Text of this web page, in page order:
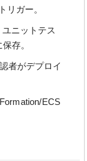
リガー。
ニットテス
存。
者がデプロイ
ECS